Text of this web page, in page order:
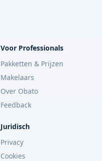
Voor Professionals
Pakketten & Prijzen
Makelaars
Over Obato
Feedback
Juridisch
Privacy
Cookies